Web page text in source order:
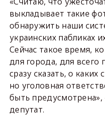
выкладывает такие
обнаружить наши
украинских пабликах
Сейчас такое время,
для города, для всего
сразу сказать, о
но уголовная
быть
депутат.